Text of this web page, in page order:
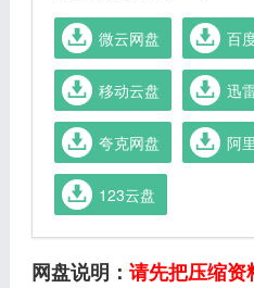
微云网盘 百
移动云盘 迅
夸克网盘 阿
123云盘
网盘说明： 请先把压缩资